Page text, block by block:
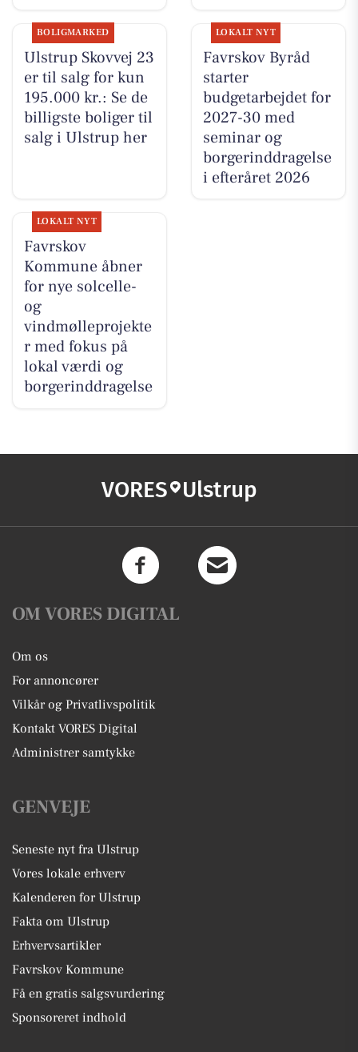
BOLIGMARKED
Ulstrup Skovvej 23
er til salg for kun
195.000 kr.: Se de
billigste boliger til
salg i Ulstrup her
LOKALT NYT
Favrskov Byråd
starter
budgetarbejdet for
2027-30 med
seminar og
borgerinddragelse
i efteråret 2026
LOKALT NYT
Favrskov
Kommune åbner
for nye solcelle-
og
vindmølleprojekte
r med fokus på
lokal værdi og
borgerinddragelse
VORES Ulstrup
OM VORES DIGITAL
Om os
For annoncører
Vilkår og Privatlivspolitik
Kontakt VORES Digital
Administrer samtykke
GENVEJE
Seneste nyt fra Ulstrup
Vores lokale erhverv
Kalenderen for Ulstrup
Fakta om Ulstrup
Erhvervsartikler
Favrskov Kommune
Få en gratis salgsvurdering
Sponsoreret indhold